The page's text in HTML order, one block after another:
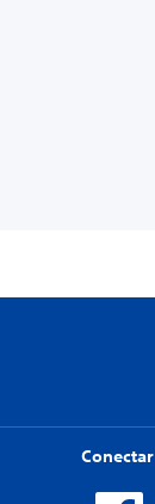
Conectar